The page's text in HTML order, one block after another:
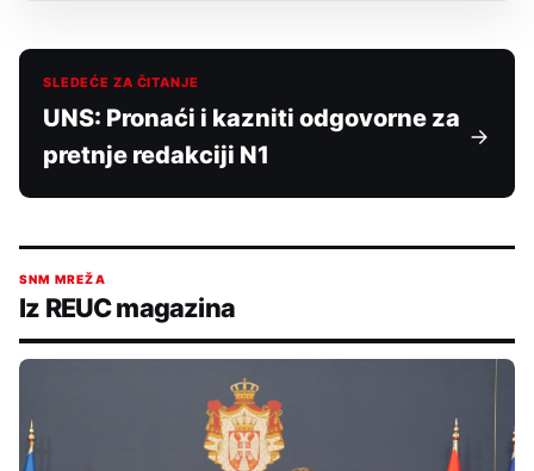
SLEDEĆE ZA ČITANJE
UNS: Pronaći i kazniti odgovorne za
pretnje redakciji N1
SNM MREŽA
Iz REUC magazina